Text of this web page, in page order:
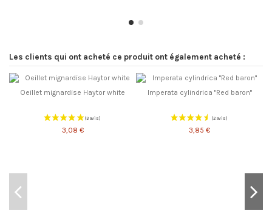
Les clients qui ont acheté ce produit ont également acheté :
Oeillet mignardise Haytor white
3,08 €
Imperata cylindrica "Red baron"
3,85 €